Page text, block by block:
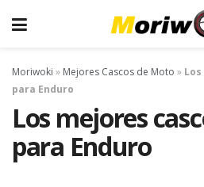
Moriwoki » Mejores Cascos de Moto »
para Enduro
Los mejores
para Enduro